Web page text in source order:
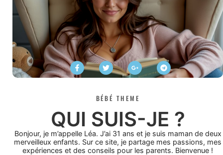
BÉBÉ THEME
QUI SUIS-JE ?
Bonjour, je m’appelle Léa. J’ai 31 ans et je suis maman de deux
merveilleux enfants. Sur ce site, je partage mes passions, mes
expériences et des conseils pour les parents. Bienvenue !